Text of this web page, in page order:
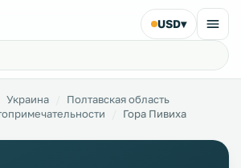
USD▾
Украина
Полтавская область
Гора Пивиха